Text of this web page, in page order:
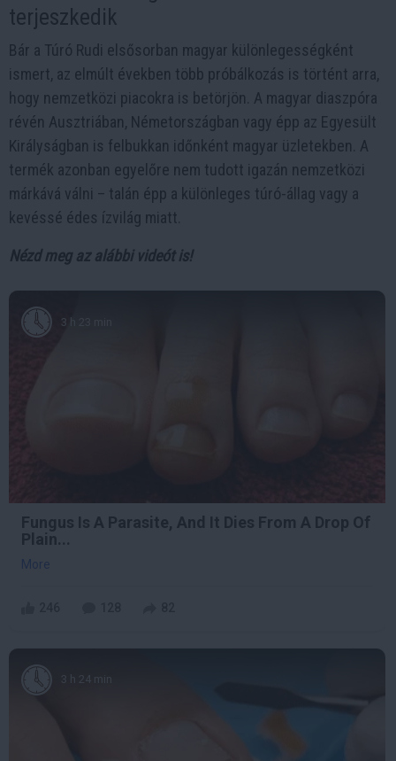
terjeszkedik
Bár a Túró Rudi elsősorban magyar különlegességként
ismert, az elmúlt években több próbálkozás is történt arra,
hogy nemzetközi piacokra is betörjön. A magyar diaszpóra
révén Ausztriában, Németországban vagy épp az Egyesült
Királyságban is felbukkan időnként magyar üzletekben. A
termék azonban egyelőre nem tudott igazán nemzetközi
márkává válni – talán épp a különleges túró-állag vagy a
kevéssé édes ízvilág miatt.
Nézd meg az alábbi videót is!
3 h 23 min
Fungus Is A Parasite, And It Dies From A Drop Of
Plain...
More
3 h 24 min